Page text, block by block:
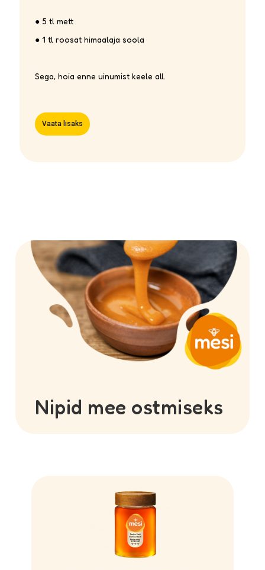
● 5 tl mett
● 1 tl roosat himaalaja soola
Sega, hoia enne uinumist keele all.
Vaata lisaks
Nipid mee ostmiseks